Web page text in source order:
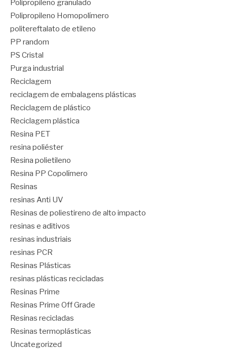
Polipropileno granulado
Polipropileno Homopolímero
politereftalato de etileno
PP random
PS Cristal
Purga industrial
Reciclagem
reciclagem de embalagens plásticas
Reciclagem de plástico
Reciclagem plástica
Resina PET
resina poliéster
Resina polietileno
Resina PP Copolímero
Resinas
resinas Anti UV
Resinas de poliestireno de alto impacto
resinas e aditivos
resinas industriais
resinas PCR
Resinas Plásticas
resinas plásticas recicladas
Resinas Prime
Resinas Prime Off Grade
Resinas recicladas
Resinas termoplásticas
Uncategorized